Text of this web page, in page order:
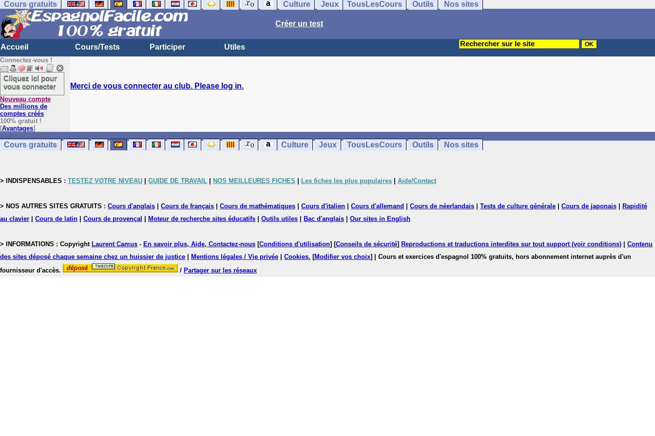
Cours gratuits Culture Jeux TousLesCours Outils Nos sites
Créer un test
Accueil Cours/Tests Participer Utiles
Connectez-vous !
Cliquez ici pour
vous connecter
Nouveau compte
Des millions de
comptes créés
100% gratuit !
[Avantages]
Merci de vous connecter au club. Please log in.
Cours gratuits Culture Jeux TousLesCours Outils Nos sites
> INDISPENSABLES : TESTEZ VOTRE NIVEAU GUIDE DE TRAVAIL NOS MEILLEURES FICHES Les fiches les plus populaires Aide/Contact
> NOS AUTRES SITES GRATUITS : Cours d'anglais Cours de français Cours de mathématiques Cours d'italien Cours d'allemand Cours de néerlandais Tests de culture générale Cours de japonais
Rapidité
au clavier
Cours de latin Cours de provençal Moteur de recherche sites éducatifs Outils utiles Bac d'anglais Our sites in English
> INFORMATIONS : Copyright Laurent Camus - En savoir plus, Aide, Contactez-nous [Conditions d'utilisation] [Conseils de sécurité] Reproductions et traductions interdites sur tout support (voir conditions)
Contenu
des sites déposé chaque semaine chez un huissier de justice
Mentions légales / Vie privée Cookies. [Modifier vos choix]
| Cours et exercices d'espagnol 100% gratuits, hors abonnement internet auprès d'un
fournisseur d'accès.
/ Partager sur les réseaux